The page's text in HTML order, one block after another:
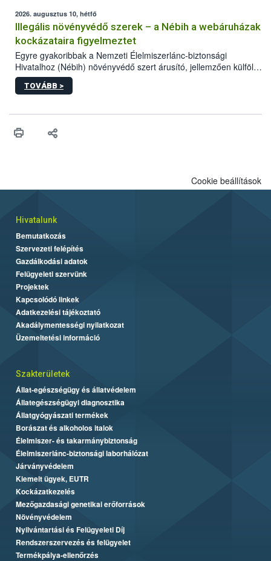
terjedésének megakadályozása érdekében. A sertéstartók
számára kiemelten fontos a járványvédelmi előírások szigorú
betartása.
2026. augusztus 10, hétfő
Illegális növényvédő szerek – a Nébih a webáruházak
kockázataira figyelmeztet
Egyre gyakoribbak a Nemzeti Élelmiszerlánc-biztonsági
Hivatalhoz (Nébih) növényvédő szert árusító, jellemzően külföldi
honlapok kapcsán érkező bejelentések. Emellett az ilyen
termékeket kínáló kéretlen online reklámok mennyisége is
összegyűjtötte az illegális növényvédő szerek kapcsán
vásárlás kockázatait.
TOVÁBB >
Cookie beállítások
Hivatalunk
Bemutatkozás
Szervezeti felépítés
Gazdálkodási adatok
Felügyeleti szervünk
Projektek
Kapcsolódó linkek
Adatkezelési tájékoztató
Akadálymentességi nyilatkozat
Üzemeltetési információ
Szakterületek
Állat-egészségügy és állatvédelem
Állategészségügyi diagnosztika
Állatgyógyászati termékek
Borászat és alkoholos italok
Élelmiszer- és takarmánybiztonság
Élelmiszerlánc-biztonsági laborhálózat
Járványvédelem
Kiemelt ügyek, EUTR
Kockázatkezelés
Mezőgazdasági genetikai erőforrások
Növényvédelem
Nyilvántartási és Felügyeleti Díj
Rendszerszervezés és felügyelet
Termékpálya-ellenőrzés